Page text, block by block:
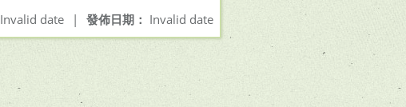
發佈日期： Invalid date
Invalid date |